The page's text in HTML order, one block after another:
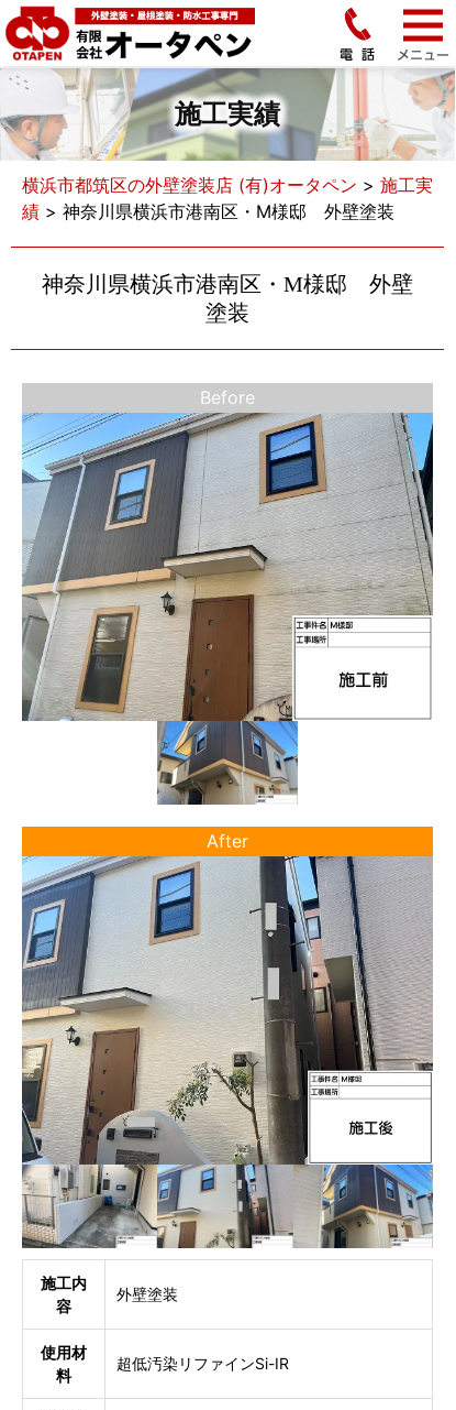
施工実績
横浜市都筑区の外壁塗装店 (有)オータペン > 施工実
績 > 神奈川県横浜市港南区・M様邸 外壁塗装
神奈川県横浜市港南区・M様邸 外壁
塗装
Before
After
施工内
容
外壁塗装
使用材
料
超低汚染リファインSi-IR